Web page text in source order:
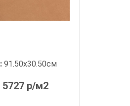
91.50x30.50см
5727р/м2